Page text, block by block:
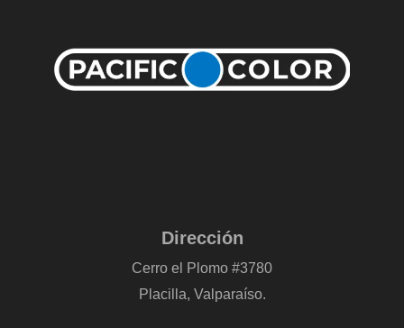
Dirección
Cerro el Plomo #3780
Placilla, Valparaíso.